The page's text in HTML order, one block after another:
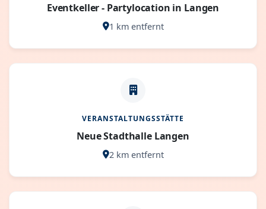
Eventkeller - Partylocation in Langen
1 km entfernt
VERANSTALTUNGSSTÄTTE
Neue Stadthalle Langen
2 km entfernt